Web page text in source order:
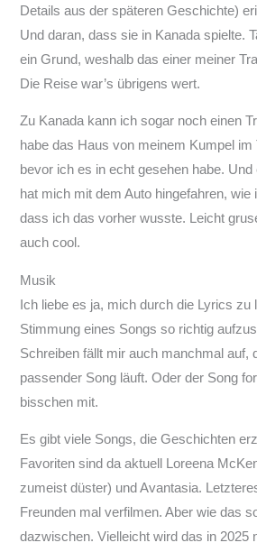
Details aus der späteren Geschichte)
Und daran, dass sie in Kanada spielte.
ein Grund, weshalb das einer meiner
Die Reise war’s übrigens wert.
Zu Kanada kann ich sogar noch einen
habe das Haus von meinem Kumpel im
bevor ich es in echt gesehen habe.
hat mich mit dem Auto hingefahren, wie
dass ich das vorher wusste. Leicht
auch cool.
Musik
Ich liebe es ja, mich durch die Lyrics zu
Stimmung eines Songs so richtig
Schreiben fällt mir auch manchmal auf,
passender Song läuft. Oder der Song
bisschen mit.
Es gibt viele Songs, die Geschichten
Favoriten sind da aktuell Loreena
zumeist düster) und Avantasia.
Freunden mal verfilmen. Aber wie das
dazwischen. Vielleicht wird das in 2025